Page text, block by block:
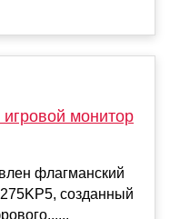
монитор
флагманский
созданный